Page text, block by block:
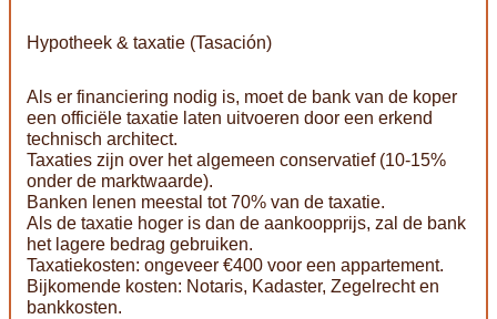
Hypotheek & taxatie (Tasación)
Als er financiering nodig is, moet de bank van de koper
een officiële taxatie laten uitvoeren door een erkend
technisch architect.
Taxaties zijn over het algemeen conservatief (10-15%
onder de marktwaarde).
Banken lenen meestal tot 70% van de taxatie.
Als de taxatie hoger is dan de aankoopprijs, zal de bank
het lagere bedrag gebruiken.
Taxatiekosten: ongeveer €400 voor een appartement.
Bijkomende kosten: Notaris, Kadaster, Zegelrecht en
bankkosten.